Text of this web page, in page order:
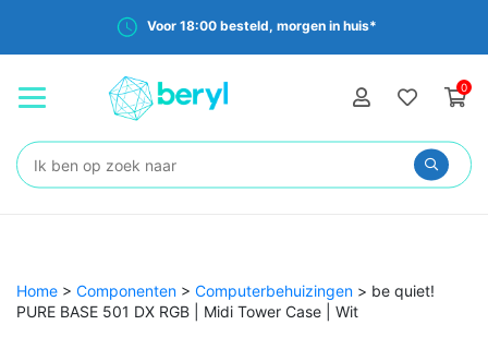
Voor 18:00 besteld, morgen in huis*
0
Zoeken:
Home > Componenten > Computerbehuizingen > be quiet!
PURE BASE 501 DX RGB | Midi Tower Case | Wit